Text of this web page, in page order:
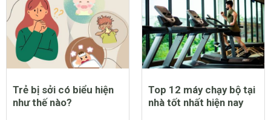
Trẻ bị sởi có biểu hiện
như thế nào?
Top 12 máy chạy bộ tại
nhà tốt nhất hiện nay